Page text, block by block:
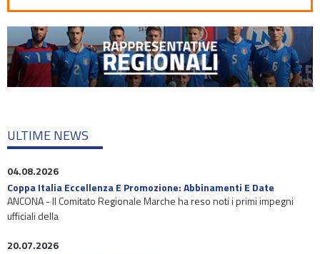
ULTIME NEWS
04.08.2026
Coppa Italia Eccellenza E Promozione: Abbinamenti E Date
ANCONA - Il Comitato Regionale Marche ha reso noti i primi impegni
ufficiali della
20.07.2026